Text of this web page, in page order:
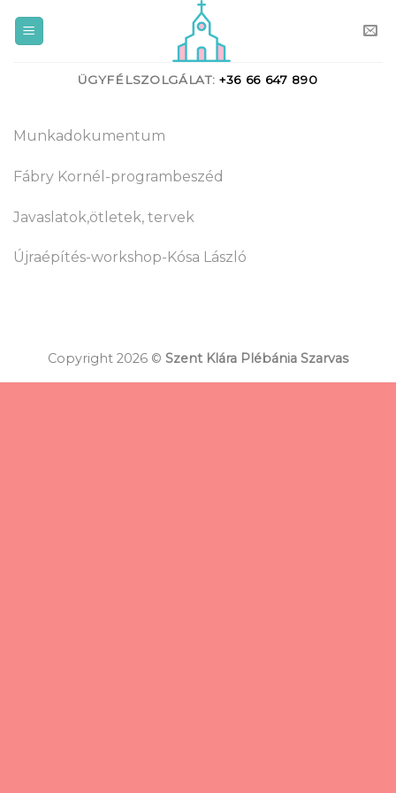
ÜGYFÉLSZOLGÁLAT:+36 66 647 890
Munkadokumentum
Fábry Kornél-programbeszéd
Javaslatok,ötletek, tervek
Újraépítés-workshop-Kósa László
Copyright 2026 © Szent Klára Plébánia Szarvas